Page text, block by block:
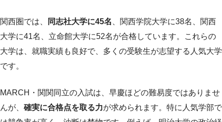
関西圏では、 同志社大学に45名
、関西学院大学に38名、関西
大学に41名、立命館大学に52名が合格しています。これらの
大学は、就職実績も良好で、多くの受験生が志望する人気大学
です。
MARCH・関関同立の入試は、早慶ほどの難易度ではありませ
んが、 確実に合格点を取る力が求められます。特に人気学部で